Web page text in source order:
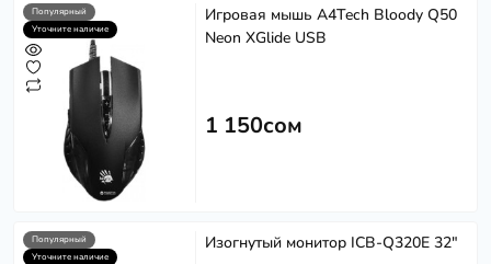
Популярный
Уточните наличие
Игровая мышь A4Tech Bloody Q50
Neon XGlide USB
1 150сом
Популярный
Уточните наличие
Изогнутый монитор ICB-Q320E 32"